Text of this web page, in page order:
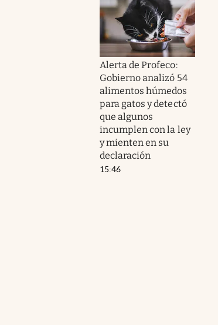
Alerta de Profeco:
Gobierno analizó 54
alimentos húmedos
para gatos y detectó
que algunos
incumplen con la ley
y mienten en su
declaración
15:46